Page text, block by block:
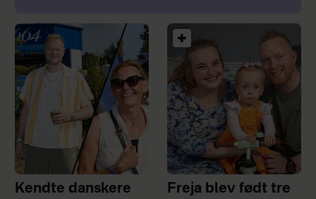
Kendte danskere Freja blev født tre